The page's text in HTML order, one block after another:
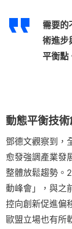
需要的
術進步
平衡點
動態平衡技
鄧德文觀察到，
愈發強調產業發
整體放鬆趨勢。
動峰會」，與之
控向創新促進偏
歐盟立場也有所